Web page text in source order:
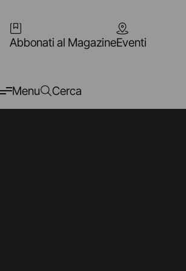
Abbonati al MagazineEventi
Menu Cerca